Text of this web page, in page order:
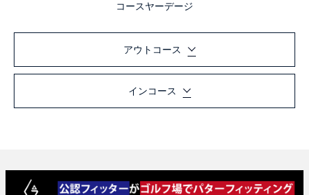
コースヤーデージ
アウトコース
インコース